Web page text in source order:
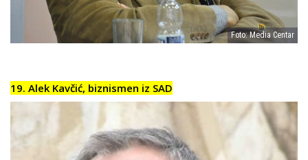
Foto: Media Centar
19. Alek Kavčić, biznismen iz SAD